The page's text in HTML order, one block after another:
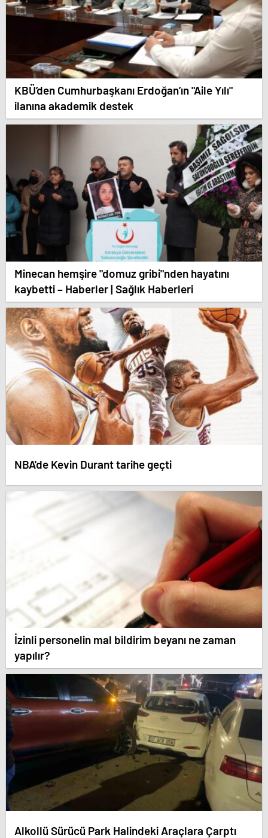
KBÜ’den Cumhurbaşkanı Erdoğan’ın "Aile Yılı"
ilanına akademik destek
Minecan hemşire "domuz gribi"nden hayatını
kaybetti – Haberler | Sağlık Haberleri
NBA'de Kevin Durant tarihe geçti
İzinli personelin mal bildirim beyanı ne zaman
yapılır?
Alkollü Sürücü Park Halindeki Araçlara Çarptı